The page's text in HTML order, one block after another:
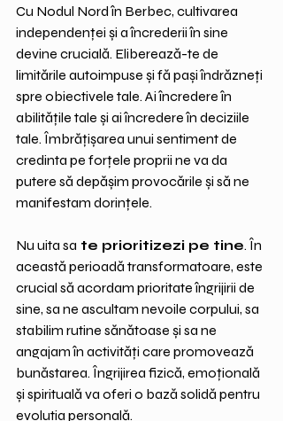
Cu Nodul Nord în Berbec, cultivarea
independenței și a încrederii în sine
devine crucială. Eliberează-te de
limitările autoimpuse și fă pași îndrăzneți
spre obiectivele tale. Ai încredere în
abilitățile tale și ai încredere în deciziile
tale. Îmbrățișarea unui sentiment de
credinta pe forțele proprii ne va da
putere să depășim provocările și să ne
manifestam dorințele.
Nu uita sa te prioritizezi pe tine. În
această perioadă transformatoare, este
crucial să acordam prioritate îngrijirii de
sine, sa ne ascultam nevoile corpului, sa
stabilim rutine sănătoase și sa ne
angajam în activități care promovează
bunăstarea. Îngrijirea fizică, emoțională
și spirituală va oferi o bază solidă pentru
evolutia personală.